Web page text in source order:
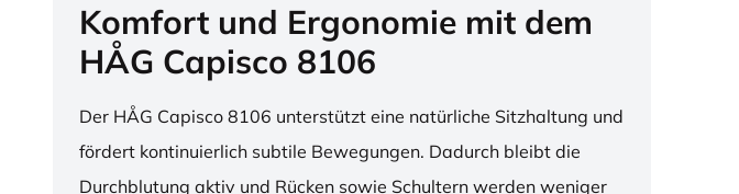
Komfort und Ergonomie mit dem
HÅG Capisco 8106
Der HÅG Capisco 8106 unterstützt eine natürliche Sitzhaltung und
fördert kontinuierlich subtile Bewegungen. Dadurch bleibt die
Durchblutung aktiv und Rücken sowie Schultern werden weniger